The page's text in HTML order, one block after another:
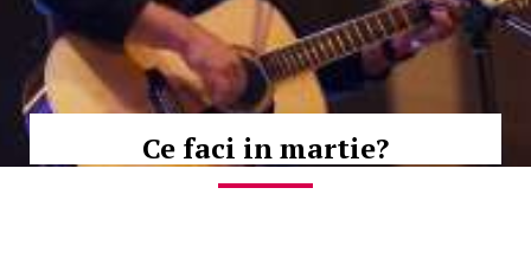
Ce faci in martie?